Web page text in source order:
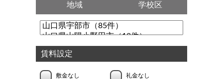
地域 学校区
賃料設定
敷金なし 礼金なし